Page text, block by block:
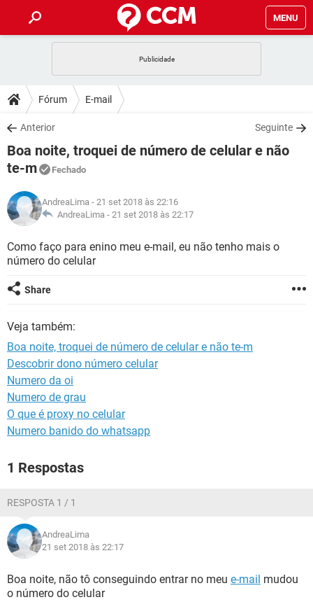
MENU
CELULAR
OUTLOOK
INSTAGRAM GMAIL
GUIA DE COMPRAS
DICAS
JOGOS
OUTLOOK
GUIA DE COMPRAS
DOWNLOADS
JOGOS WHATSAPP
CELULAR
OUTLOOK EXCEL
INSTAGRAM
GUIA DE COMPRAS
FÓRUM
CELULAR FACEBOOK
INSTAGRAM
GUIA DE COMPRAS
GLOSSÁRIO
JOGOS
CELULAR FACEBOOK
INSTAGRAM
Fórum E-mail
Anterior Seguinte
Boa noite, troquei de número de celular e não
te-m
Fechado
AndreaLima - 21 set 2018 às 22:16
AndreaLima - 21 set 2018 às 22:17
Como faço para enino meu e-mail, eu não tenho mais o
número do celular
Share
Veja também:
Boa noite, troquei de número de celular e não te-m
Descobrir dono número celular
Numero da oi
Numero de grau
O que é proxy no celular
Numero banido do whatsapp
1 Respostas
RESPOSTA 1 / 1
AndreaLima
21 set 2018 às 22:17
Boa noite, não tô conseguindo entrar no meu e-mail mudou
o número do celular